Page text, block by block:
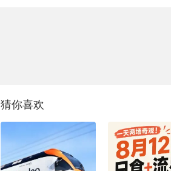
猜你喜欢